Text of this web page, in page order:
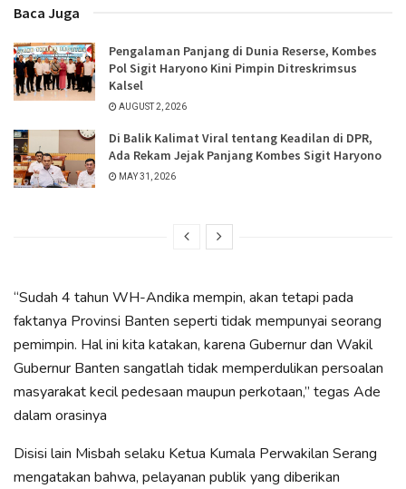
Baca Juga
Pengalaman Panjang di Dunia Reserse, Kombes
Pol Sigit Haryono Kini Pimpin Ditreskrimsus
Kalsel
AUGUST 2, 2026
Di Balik Kalimat Viral tentang Keadilan di DPR,
Ada Rekam Jejak Panjang Kombes Sigit Haryono
MAY 31, 2026
“Sudah 4 tahun WH-Andika mempin, akan tetapi pada
faktanya Provinsi Banten seperti tidak mempunyai seorang
pemimpin. Hal ini kita katakan, karena Gubernur dan Wakil
Gubernur Banten sangatlah tidak memperdulikan persoalan
masyarakat kecil pedesaan maupun perkotaan,” tegas Ade
dalam orasinya
Disisi lain Misbah selaku Ketua Kumala Perwakilan Serang
mengatakan bahwa, pelayanan publik yang diberikan